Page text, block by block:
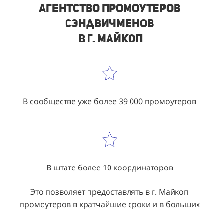
Агентство промоутеров
сэндвичменов
в г. Майкоп
В сообществе уже более 39 000 промоутеров
В штате более 10 координаторов
Это позволяет предоставлять в г. Майкоп
промоутеров в кратчайшие сроки и в больших